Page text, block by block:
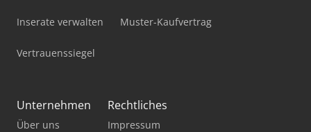
Inserate verwalten
Vertrauenssiegel
Muster-Kaufvertrag
Unternehmen
Über uns
Rechtliches
Impressum